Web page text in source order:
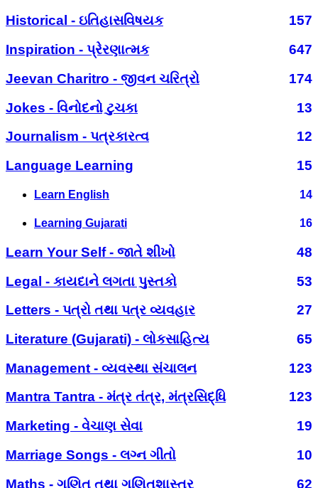
Historical - ઇતિહાસવિષયક
157
Inspiration - પ્રેરણાત્મક
647
Jeevan Charitro - જીવન ચરિત્રો
174
Jokes - વિનોદનો ટુચકા
13
Journalism - પત્રકારત્વ
12
Language Learning
15
Learn English 14
Learning Gujarati 16
Learn Your Self - જાતે શીખો
48
Legal - કાયદાને લગતા પુસ્તકો
53
Letters - પત્રો તથા પત્ર વ્યવહાર
27
Literature (Gujarati) - લોકસાહિત્ય
65
Management - વ્યવસ્થા સંચાલન
123
Mantra Tantra - મંત્ર તંત્ર, મંત્રસિદ્ધિ
123
Marketing - વેચાણ સેવા
19
Marriage Songs - લગ્ન ગીતો
10
Maths - ગણિત તથા ગણિતશાસ્ત્ર
62